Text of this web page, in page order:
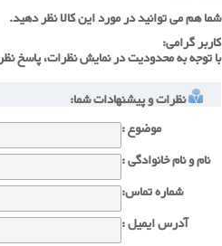
شما هم می توانید در مورد این کالا نظر دهید.
کاربر گرامی:
با توجه به محدودیت در نمایش نظرات، پاسخ
نظرات و پیشنهادات شما:
موضوع :
نام و نام خانوادگی :
شماره تماس:
آدرس ایمیل :